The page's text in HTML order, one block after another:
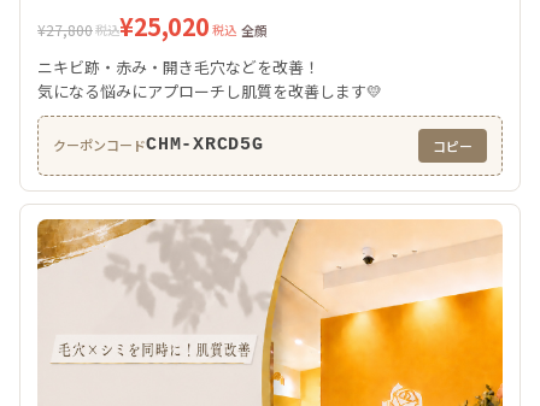
¥27,800税込¥25,020 税込 全顔
ニキビ跡・赤み・開き毛穴などを改善！
気になる悩みにアプローチし肌質を改善します💛
クーポンコードCHM-XRCD5G コピー